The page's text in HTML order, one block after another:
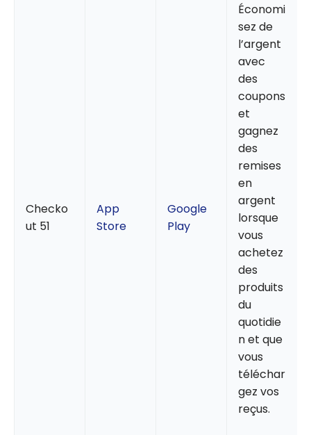
Checko
ut 51
App
Store
Google
Play
Économi
sez de
l’argent
avec
des
coupons
et
gagnez
des
remises
en
argent
lorsque
vous
achetez
des
produits
du
quotidie
n et que
vous
téléchar
gez vos
reçus.